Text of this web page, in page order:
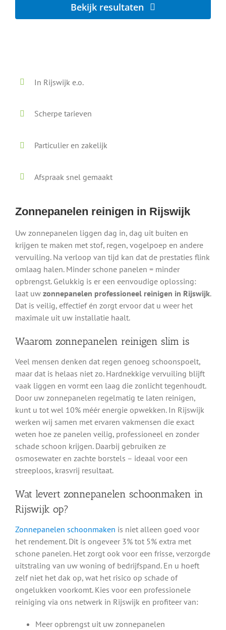
Bekijk resultaten
In Rijswijk e.o.
Scherpe tarieven
Particulier en zakelijk
Afspraak snel gemaakt
Zonnepanelen reinigen in Rijswijk
Uw zonnepanelen liggen dag in, dag uit buiten en
krijgen te maken met stof, regen, vogelpoep en andere
vervuiling. Na verloop van tijd kan dat de prestaties flink
omlaag halen. Minder schone panelen = minder
opbrengst. Gelukkig is er een eenvoudige oplossing:
laat uw zonnepanelen professioneel reinigen in Rijswijk.
Dat is veilig, effectief én zorgt ervoor dat u weer het
maximale uit uw installatie haalt.
Waarom zonnepanelen reinigen slim is
Veel mensen denken dat regen genoeg schoonspoelt,
maar dat is helaas niet zo. Hardnekkige vervuiling blijft
vaak liggen en vormt een laag die zonlicht tegenhoudt.
Door uw zonnepanelen regelmatig te laten reinigen,
kunt u tot wel 10% méér energie opwekken. In Rijswijk
werken wij samen met ervaren vakmensen die exact
weten hoe ze panelen veilig, professioneel en zonder
schade schoon krijgen. Daarbij gebruiken ze
osmosewater en zachte borstels – ideaal voor een
streeploos, krasvrij resultaat.
Wat levert zonnepanelen schoonmaken in
Rijswijk op?
Zonnepanelen schoonmaken is niet alleen goed voor
het rendement. Dit is ongeveer 3% tot 5% extra met
schone panelen. Het zorgt ook voor een frisse, verzorgde
uitstraling van uw woning of bedrijfspand. En u hoeft
zelf niet het dak op, wat het risico op schade of
ongelukken voorkomt. Kies voor een professionele
reiniging via ons netwerk in Rijswijk en profiteer van:
Meer opbrengst uit uw zonnepanelen